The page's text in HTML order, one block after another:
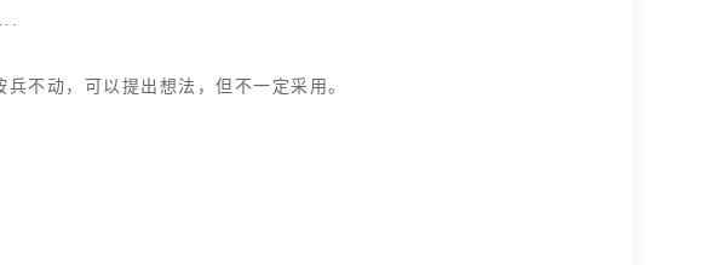
不动，可以提出想法，但不一定采用。